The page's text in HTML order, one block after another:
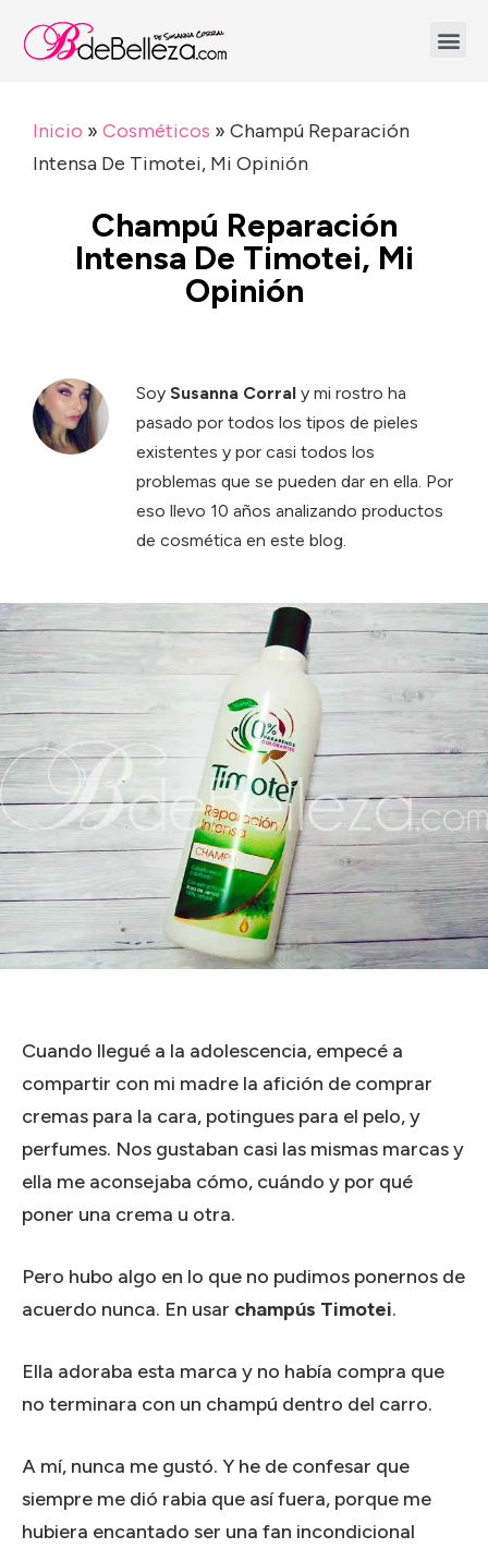
Inicio » Cosméticos » Champú Reparación
Intensa De Timotei, Mi Opinión
Champú Reparación
Intensa De Timotei, Mi
Opinión
Soy Susanna Corral y mi rostro ha
pasado por todos los tipos de pieles
existentes y por casi todos los
problemas que se pueden dar en ella. Por
eso llevo 10 años analizando productos
de cosmética en este blog.
Cuando llegué a la adolescencia, empecé a
compartir con mi madre la afición de comprar
cremas para la cara, potingues para el pelo, y
perfumes. Nos gustaban casi las mismas marcas y
ella me aconsejaba cómo, cuándo y por qué
poner una crema u otra.
Pero hubo algo en lo que no pudimos ponernos de
acuerdo nunca. En usar champús Timotei.
Ella adoraba esta marca y no había compra que
no terminara con un champú dentro del carro.
A mí, nunca me gustó. Y he de confesar que
siempre me dió rabia que así fuera, porque me
hubiera encantado ser una fan incondicional